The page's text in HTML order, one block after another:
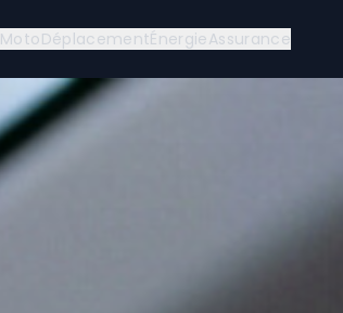
MotoDéplacementÉnergieAssurance